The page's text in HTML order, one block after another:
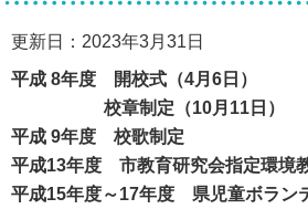
更新日：2023年3月31日
平成 8年度 開校式（4月6日）
校章制定（10月11日）
平成 9年度 校歌制定
平成13年度 市教育研究会指定環境
平成15年度～17年度 県児童ボラン